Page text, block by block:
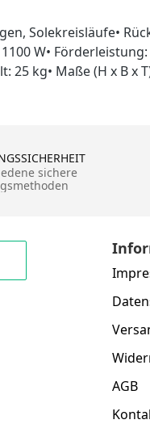
Solekreisläufe•
W•
kg• Maße (H x B x
sichere
AGB